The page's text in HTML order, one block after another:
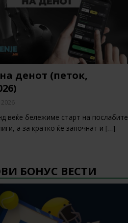
денот (петок,
веќе бележиме старт на послабите
а за кратко ќе започнат и […]
БОНУС ВЕСТИ